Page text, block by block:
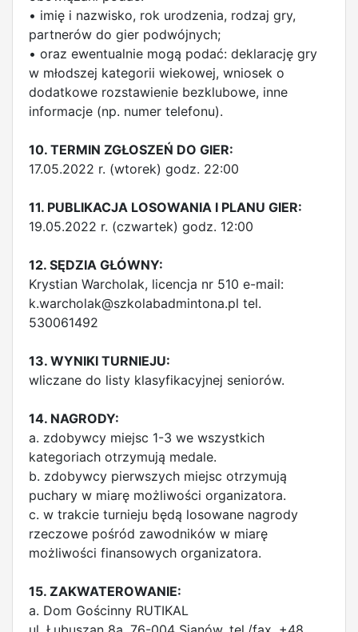
• imię i nazwisko, rok urodzenia, rodzaj gry,
partnerów do gier podwójnych;
• oraz ewentualnie mogą podać: deklarację gry
w młodszej kategorii wiekowej, wniosek o
dodatkowe rozstawienie bezklubowe, inne
informacje (np. numer telefonu).
10. TERMIN ZGŁOSZEŃ DO GIER:
17.05.2022 r. (wtorek) godz. 22:00
11. PUBLIKACJA LOSOWANIA I PLANU GIER:
19.05.2022 r. (czwartek) godz. 12:00
12. SĘDZIA GŁÓWNY:
Krystian Warcholak, licencja nr 510 e-mail:
k.warcholak@szkolabadmintona.pl tel.
530061492
13. WYNIKI TURNIEJU:
wliczane do listy klasyfikacyjnej seniorów.
14. NAGRODY:
a. zdobywcy miejsc 1-3 we wszystkich
kategoriach otrzymują medale.
b. zdobywcy pierwszych miejsc otrzymują
puchary w miarę możliwości organizatora.
c. w trakcie turnieju będą losowane nagrody
rzeczowe pośród zawodników w miarę
możliwości finansowych organizatora.
15. ZAKWATEROWANIE:
a. Dom Gościnny RUTIKAL